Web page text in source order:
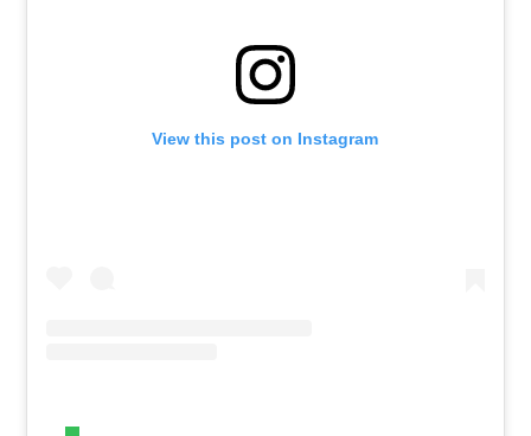
View this post on Instagram